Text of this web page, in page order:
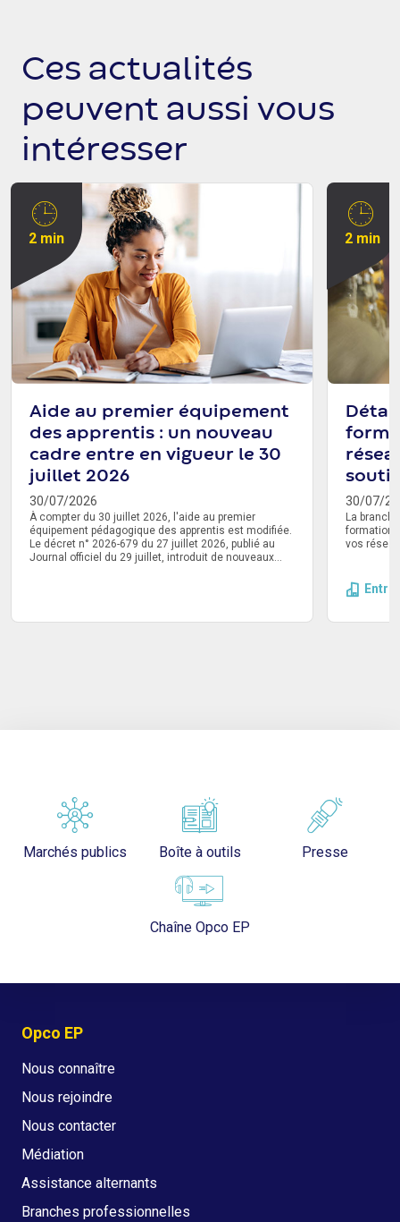
Ces actualités
peuvent aussi vous
intéresser
2 min
Aide au premier équipement
des apprentis : un nouveau
cadre entre en vigueur le 30
juillet 2026
30/07/2026
À compter du 30 juillet 2026, l'aide au premier
équipement pédagogique des apprentis est modifiée.
Le décret n° 2026-679 du 27 juillet 2026, publié au
Journal officiel du 29 juillet, introduit de nouveaux
2 min
30/07/
La
formation
vos
Marchés publics Boîte à outils Presse
Chaîne Opco EP
Opco EP
Nous connaître
Nous rejoindre
Nous contacter
Médiation
Assistance alternants
Branches professionnelles